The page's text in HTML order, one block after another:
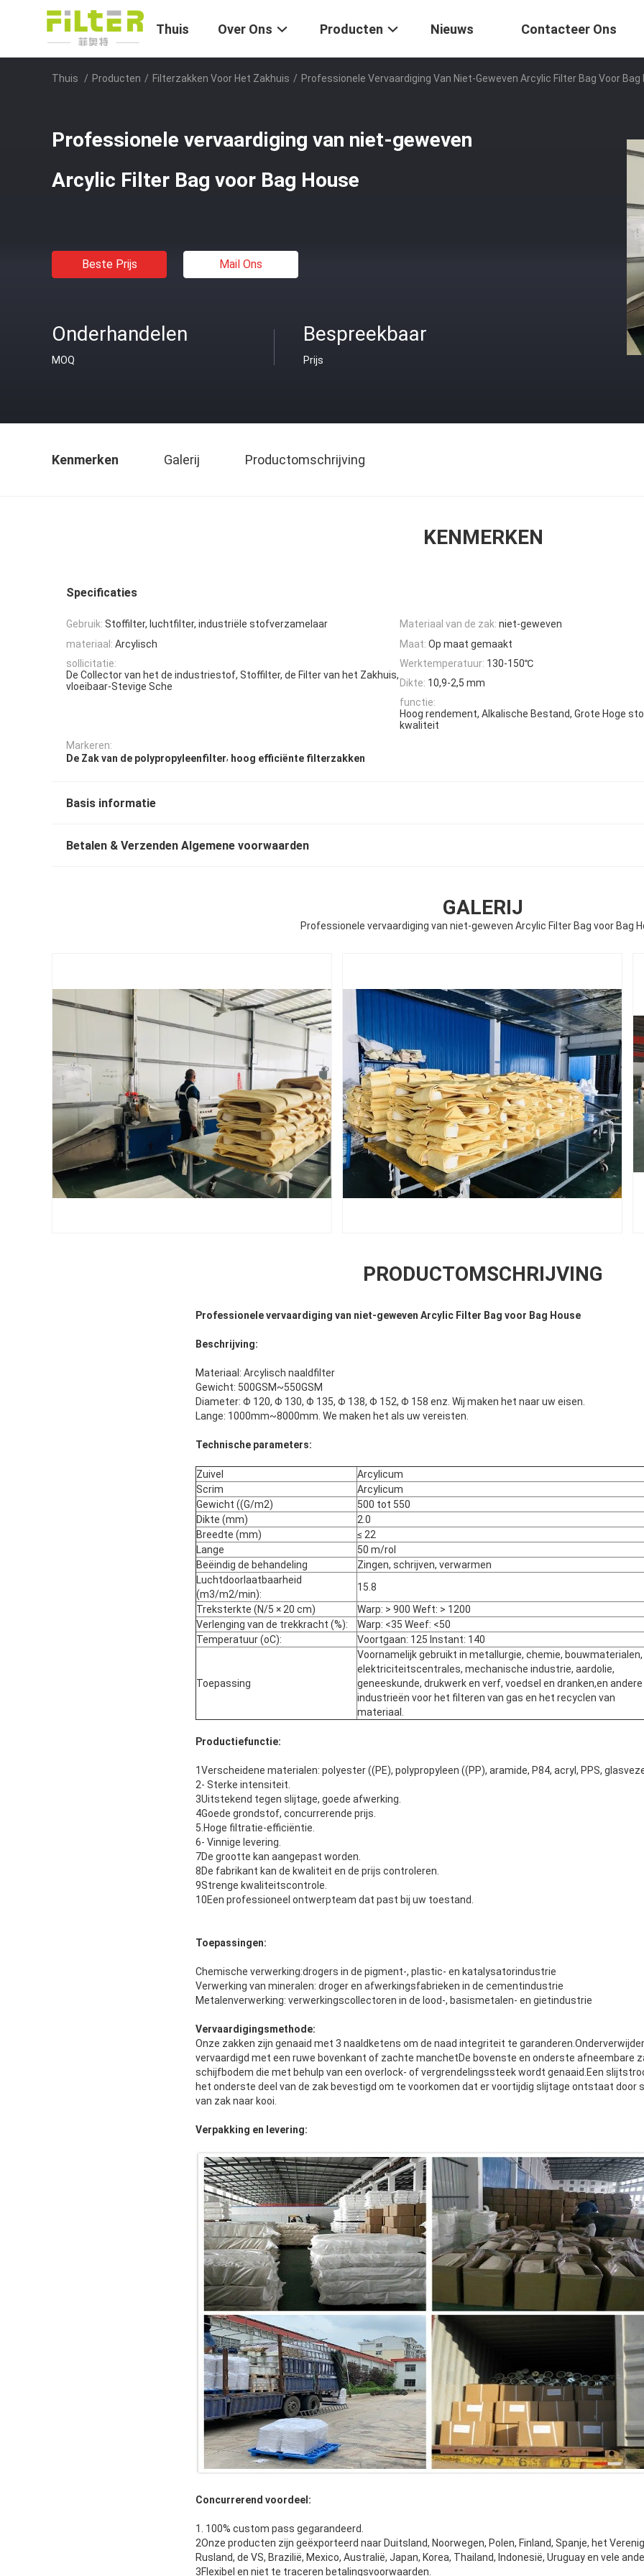
Thuis Over Ons Producten Nieuws Contacteer Ons
Thuis / Producten / Filterzakken Voor Het Zakhuis / Professionele Vervaardiging Van Niet-Geweven Arcylic Filter Bag Voor Bag
Professionele vervaardiging van niet-geweven
Arcylic Filter Bag voor Bag House
Beste Prijs Mail Ons
Onderhandelen
MOQ
Bespreekbaar
Prijs
Kenmerken Galerij Productomschrijving
KENMERKEN
Specificaties
Gebruik: Stoffilter, luchtfilter, industriële stofverzamelaar Materiaal van de zak: niet-geweven
materiaal: Arcylisch Maat: Op maat gemaakt
sollicitatie:
De Collector van het de industriestof, Stoffilter, de Filter van het Zakhuis,
vloeibaar-Stevige Sche
Werktemperatuur: 130-150℃
Dikte: 10,9-2,5 mm
functie:
Hoog rendement, Alkalische Bestand, Grote Hoge
kwaliteit
Markeren:
De Zak van de polypropyleenfilter, hoog efficiënte filterzakken
Basis informatie
Betalen & Verzenden Algemene voorwaarden
GALERIJ
Professionele vervaardiging van niet-geweven Arcylic Filter Bag voor Bag
PRODUCTOMSCHRIJVING
Professionele vervaardiging van niet-geweven Arcylic Filter Bag voor Bag House
Beschrijving:
Materiaal: Arcylisch naaldfilter
Gewicht: 500GSM~550GSM
Diameter: Φ 120, Φ 130, Φ 135, Φ 138, Φ 152, Φ 158 enz. Wij maken het naar uw eisen.
Lange: 1000mm~8000mm. We maken het als uw vereisten.
Technische parameters:
Zuivel
Arcylicum
Scrim
Arcylicum
Gewicht ((G/m2)
500 tot 550
Dikte (mm)
2.0
Breedte (mm)
≤ 22
Lange
50 m/rol
Beëindig de behandeling
Zingen, schrijven, verwarmen
Luchtdoorlaatbaarheid
(m3/m2/min):
15.8
Treksterkte (N/5 × 20 cm)
Warp: > 900 Weft: > 1200
Verlenging van de trekkracht (%):
Warp: <35 Weef: <50
Temperatuur (oC):
Voortgaan: 125 Instant: 140
Toepassing
Voornamelijk gebruikt in metallurgie, chemie, bouwmaterialen,
elektriciteitscentrales, mechanische industrie, aardolie,
geneeskunde, drukwerk en verf, voedsel en dranken,en andere
industrieën voor het filteren van gas en het recyclen van
materiaal.
Productiefunctie:
1Verscheidene materialen: polyester ((PE), polypropyleen ((PP), aramide, P84, acryl, PPS,
2- Sterke intensiteit.
3Uitstekend tegen slijtage, goede afwerking.
4Goede grondstof, concurrerende prijs.
5.Hoge filtratie-efficiëntie.
6- Vinnige levering.
7De grootte kan aangepast worden.
8De fabrikant kan de kwaliteit en de prijs controleren.
9Strenge kwaliteitscontrole.
10Een professioneel ontwerpteam dat past bij uw toestand.
Toepassingen:
Chemische verwerking:drogers in de pigment-, plastic- en katalysatorindustrie
Verwerking van mineralen: droger en afwerkingsfabrieken in de cementindustrie
Metalenverwerking: verwerkingscollectoren in de lood-, basismetalen- en gietindustrie
Vervaardigingsmethode:
Onze zakken zijn genaaid met 3 naaldketens om de naad integriteit te
vervaardigd met een ruwe bovenkant of zachte manchetDe bovenste en onderste afneembare
schijfbodem die met behulp van een overlock- of vergrendelingssteek wordt genaaid.Een
het onderste deel van de zak bevestigd om te voorkomen dat er voortijdig slijtage ontstaat door
van zak naar kooi.
Verpakking en levering:
Concurrerend voordeel:
1. 100% custom pass gegarandeerd.
2Onze producten zijn geëxporteerd naar Duitsland, Noorwegen, Polen, Finland, Spanje, het
Rusland, de VS, Brazilië, Mexico, Australië, Japan, Korea, Thailand, Indonesië, Uruguay en vele
3Flexibel en niet te traceren betalingsvoorwaarden.